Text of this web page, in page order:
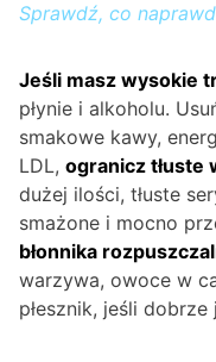
Sprawdź, co
Jeśli masz wysokie
płynie i alkoholu.
smakowe kawy,
LDL, ogranicz tłuste
dużej ilości, tłuste
smażone i mocno
błonnika
warzywa, owoce w
płesznik, jeśli